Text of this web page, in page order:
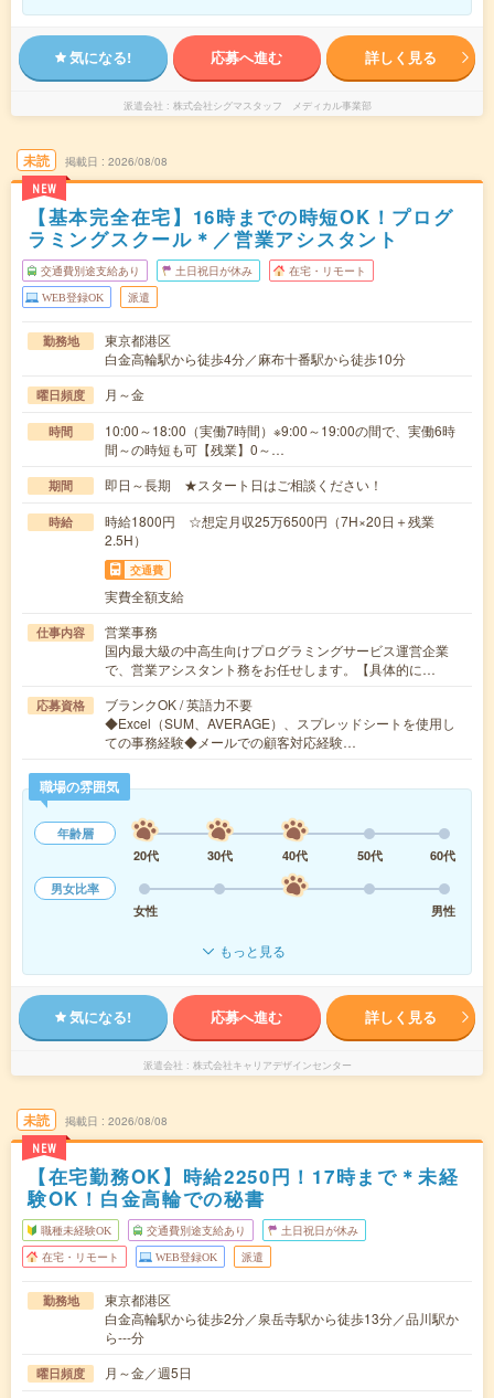
気になる! 応募へ進む 詳しく見る
派遣会社 株式会社シグマスタッフ メディカル事業部
未読
NEW
掲載日 2026/08/08
【基本完全在宅】16時までの時短OK！プログ
ラミングスクール＊／営業アシスタント
交通費別途支給あり 土日祝日が休み 在宅・リモート
WEB登録OK 派遣
勤務地
東京都港区
白金高輪駅から徒歩4分／麻布十番駅から徒歩10分
曜日頻度 月～金
時間
10:00～18:00（実働7時間）※9:00～19:00の間で、実働6時
間～の時短も可【残業】0～…
期間 即日～長期 ★スタート日はご相談ください！
時給
時給1800円 ☆想定月収25万6500円（7H×20日＋残業
2.5H）
交通費
実費全額支給
仕事内容
営業事務
国内最大級の中高生向けプログラミングサービス運営企業
で、営業アシスタント務をお任せします。【具体的に…
応募資格
ブランクOK / 英語力不要
◆Excel（SUM、AVERAGE）、スプレッドシートを使用し
ての事務経験◆メールでの顧客対応経験…
職場の雰囲気
年齢層
20代
30代 40代 50代
60代
男女比率
女性
男性
もっと見る
気になる! 応募へ進む 詳しく見る
派遣会社 株式会社キャリアデザインセンター
未読
NEW
掲載日 2026/08/08
【在宅勤務OK】時給2250円！17時まで＊未経
験OK！白金高輪での秘書
職種未経験OK 交通費別途支給あり 土日祝日が休み
在宅・リモート WEB登録OK 派遣
勤務地
東京都港区
白金高輪駅から徒歩2分／泉岳寺駅から徒歩13分／品川駅か
ら---分
曜日頻度 月～金／週5日